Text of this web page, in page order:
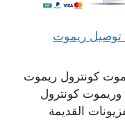
توصيل ريموت للمنزل 66041166 توصيل ريموت
كونترول ريموت
وريموت كونترول
القديمة